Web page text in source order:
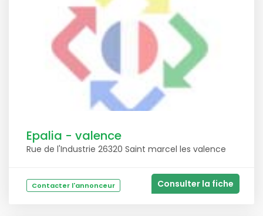
Epalia - valence
Rue de l'Industrie 26320 Saint marcel les valence
Contacter l'annonceur Consulter la fiche